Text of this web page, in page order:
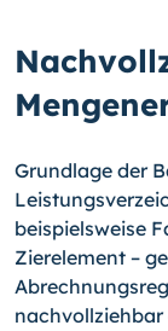
Grundlage der
beispielsweise
Zierelement –